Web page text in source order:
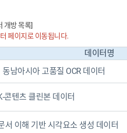
개방 목록]
페이지로 이동됩니다.
데이터명
동남아시아 고품질 OCR 데이터
콘텐츠 클린본 데이터
서 이해 기반 시각요소 생성 데이터